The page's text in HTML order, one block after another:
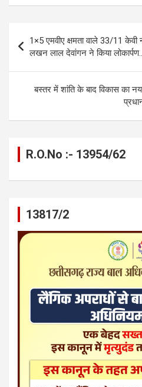
ce
b
o
o
k
se
g
er
at
s
A
p
p
e
navigation
1×5 एमवीए क्षमता वाले 33/11 केवी
लखन लाल देवांगन ने किया
बस्तर में शांति के बाद विकास का
R.O.No :- 13954/62
13817/2